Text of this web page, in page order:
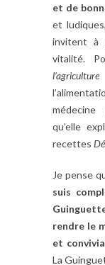
et de
et
invitent à
vitalité.
médecine
qu’elle
recettes
Je pense
suis
rendre le
et
La